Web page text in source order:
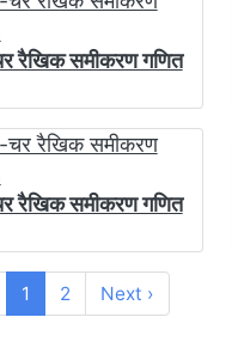
रैखिक समीकरण गणित
रैखिक समीकरण गणित
1 2 Next ›